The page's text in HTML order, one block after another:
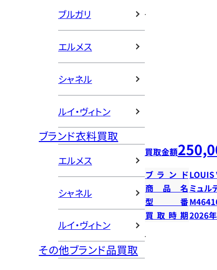
ブルガリ
エルメス
シャネル
ルイ・ヴィトン
ブランド衣料買取
エルメス
シャネル
ルイ・ヴィトン
その他ブランド品買取
買取金額
ブランドLOUIS
商品名 ミュル
型番
買取時期2026